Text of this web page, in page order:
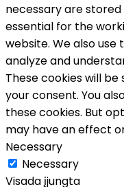
necessary are
essential for the
website. We also
analyze and
These cookies will
your consent. You
these cookies. But
may have an effect
Necessary
Necessary
Visada įjungta